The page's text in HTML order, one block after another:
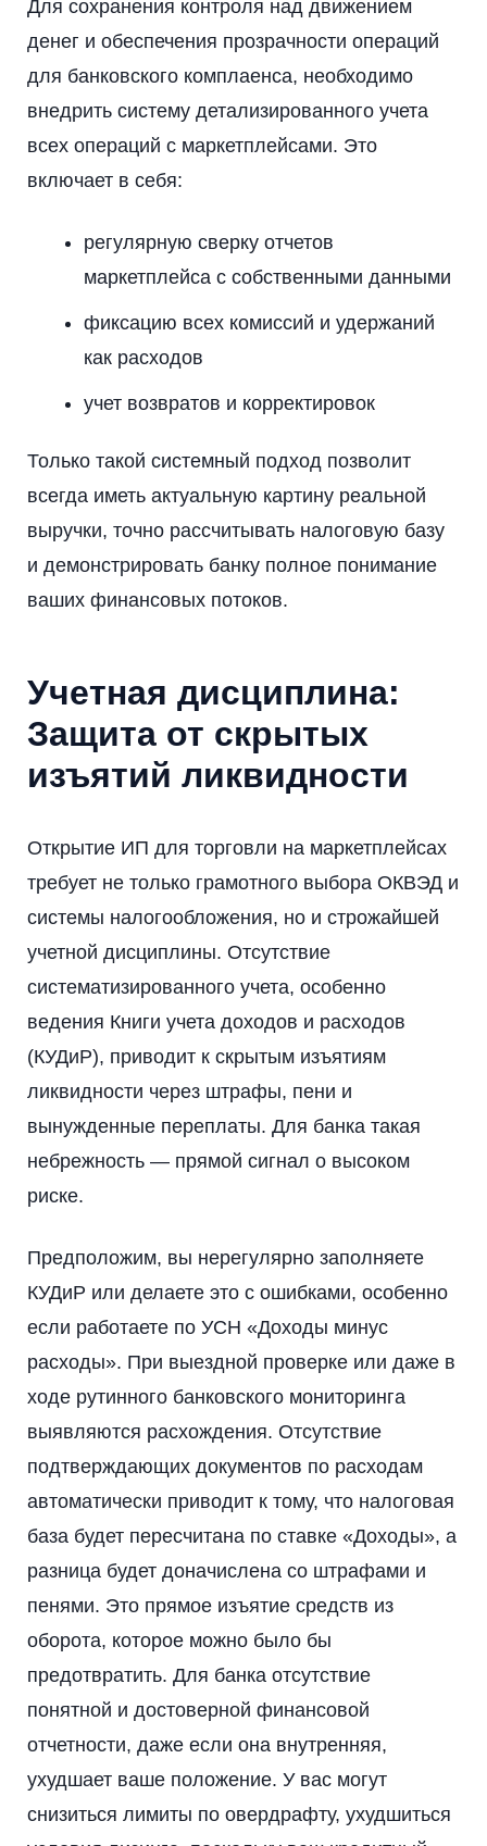
Для сохранения контроля над движением
денег и обеспечения прозрачности операций
для банковского комплаенса, необходимо
внедрить систему детализированного учета
всех операций с маркетплейсами. Это
включает в себя:
регулярную сверку отчетов
маркетплейса с собственными данными
фиксацию всех комиссий и удержаний
как расходов
учет возвратов и корректировок
Только такой системный подход позволит
всегда иметь актуальную картину реальной
выручки, точно рассчитывать налоговую базу
и демонстрировать банку полное понимание
ваших финансовых потоков.
Учетная дисциплина:
Защита от скрытых
изъятий ликвидности
Открытие ИП для торговли на маркетплейсах
требует не только грамотного выбора ОКВЭД и
системы налогообложения, но и строжайшей
учетной дисциплины. Отсутствие
систематизированного учета, особенно
ведения Книги учета доходов и расходов
(КУДиР), приводит к скрытым изъятиям
ликвидности через штрафы, пени и
вынужденные переплаты. Для банка такая
небрежность — прямой сигнал о высоком
риске.
Предположим, вы нерегулярно заполняете
КУДиР или делаете это с ошибками, особенно
если работаете по УСН «Доходы минус
расходы». При выездной проверке или даже в
ходе рутинного банковского мониторинга
выявляются расхождения. Отсутствие
подтверждающих документов по расходам
автоматически приводит к тому, что налоговая
база будет пересчитана по ставке «Доходы», а
разница будет доначислена со штрафами и
пенями. Это прямое изъятие средств из
оборота, которое можно было бы
предотвратить. Для банка отсутствие
понятной и достоверной финансовой
отчетности, даже если она внутренняя,
ухудшает ваше положение. У вас могут
снизиться лимиты по овердрафту, ухудшиться